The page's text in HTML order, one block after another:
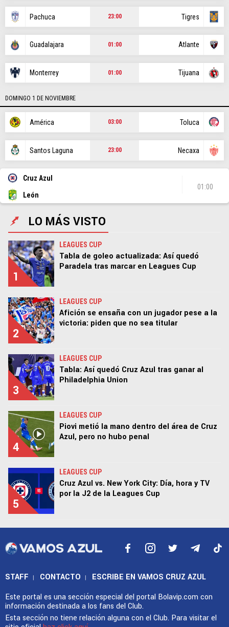
Este portal es una sección especial del portal Bolavip.com con
información destinada a los fans del Club.
Esta sección no tiene relación alguna con el Club. Para visitar el
sitio oficialhaz click aquí
Términos y Condiciones
Políticas de Privacidad
Ad Choices
Un producto de Futbol Sites.
Todos los derechos reservados.
Pachuca 23:00 Tigres
Guadalajara 01:00 Atlante
Monterrey 01:00 Tijuana
DOMINGO 1 DE NOVIEMBRE
América 03:00 Toluca
Santos Laguna 23:00 Necaxa
Cruz Azul
León
01:00
LO MÁS VISTO
1
LEAGUES CUP
Tabla de goleo actualizada: Así quedó
Paradela tras marcar en Leagues Cup
2
LEAGUES CUP
Afición se ensaña con un jugador pese a la
victoria: piden que no sea titular
3
LEAGUES CUP
Tabla: Así quedó Cruz Azul tras ganar al
Philadelphia Union
4
LEAGUES CUP
Piovi metió la mano dentro del área de Cruz
Azul, pero no hubo penal
5
LEAGUES CUP
Cruz Azul vs. New York City: Día, hora y TV
por la J2 de la Leagues Cup
STAFF | CONTACTO |
ESCRIBE EN VAMOS CRUZ AZUL
Este portal es una sección especial del portal Bolavip.com con
información destinada a los fans del Club.
Esta sección no tiene relación alguna con el Club. Para visitar el